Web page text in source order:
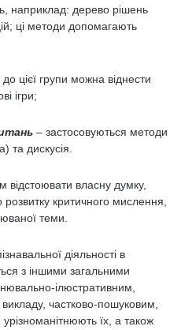
наприклад: дерево рішень
ці методи допомагають
до цієї групи можна віднести
ігри;
– застосовуються методи
та дискусія.
відстоювати власну думку,
критичного мислення,
теми.
діяльності в
з іншими загальними
ілюстративним,
частково-пошуковим,
їх, а також